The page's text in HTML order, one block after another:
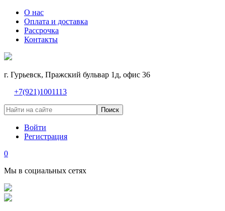
О нас
Оплата и доставка
Рассрочка
Контакты
г. Гурьевск, Пражский бульвар 1д, офис 36
+7(921)1001113
Поиск
Войти
Регистрация
0
Мы в социальных сетях